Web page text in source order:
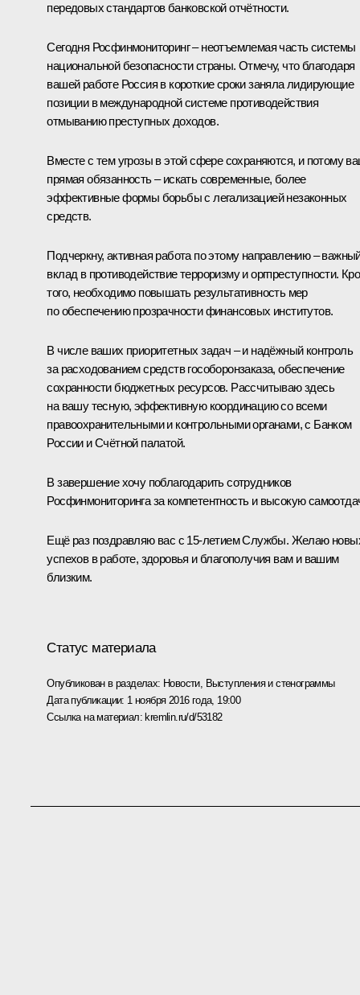
передовых стандартов банковской отчётности.
Сегодня Росфинмониторинг – неотъемлемая часть системы
национальной безопасности страны. Отмечу, что благодаря
вашей работе Россия в короткие сроки заняла лидирующие
позиции в международной системе противодействия
отмыванию преступных доходов.
Вместе с тем угрозы в этой сфере сохраняются, и потому
прямая обязанность – искать современные, более
эффективные формы борьбы с легализацией незаконных
средств.
Подчеркну, активная работа по этому направлению –
вклад в противодействие терроризму и оргпреступности.
того, необходимо повышать результативность мер
по обеспечению прозрачности финансовых институтов.
В числе ваших приоритетных задач – и надёжный контроль
за расходованием средств гособоронзаказа, обеспечение
сохранности бюджетных ресурсов. Рассчитываю здесь
на вашу тесную, эффективную координацию со всеми
правоохранительными и контрольными органами, с Банком
России и Счётной палатой.
В завершение хочу поблагодарить сотрудников
Росфинмониторинга за компетентность и высокую
Ещё раз поздравляю вас с 15-летием Службы. Желаю
успехов в работе, здоровья и благополучия вам и вашим
близким.
Статус материала
Опубликован в разделах: Новости, Выступления и стенограммы
Дата публикации: 1 ноября 2016 года, 19:00
Ссылка на материал:kremlin.ru/d/53182